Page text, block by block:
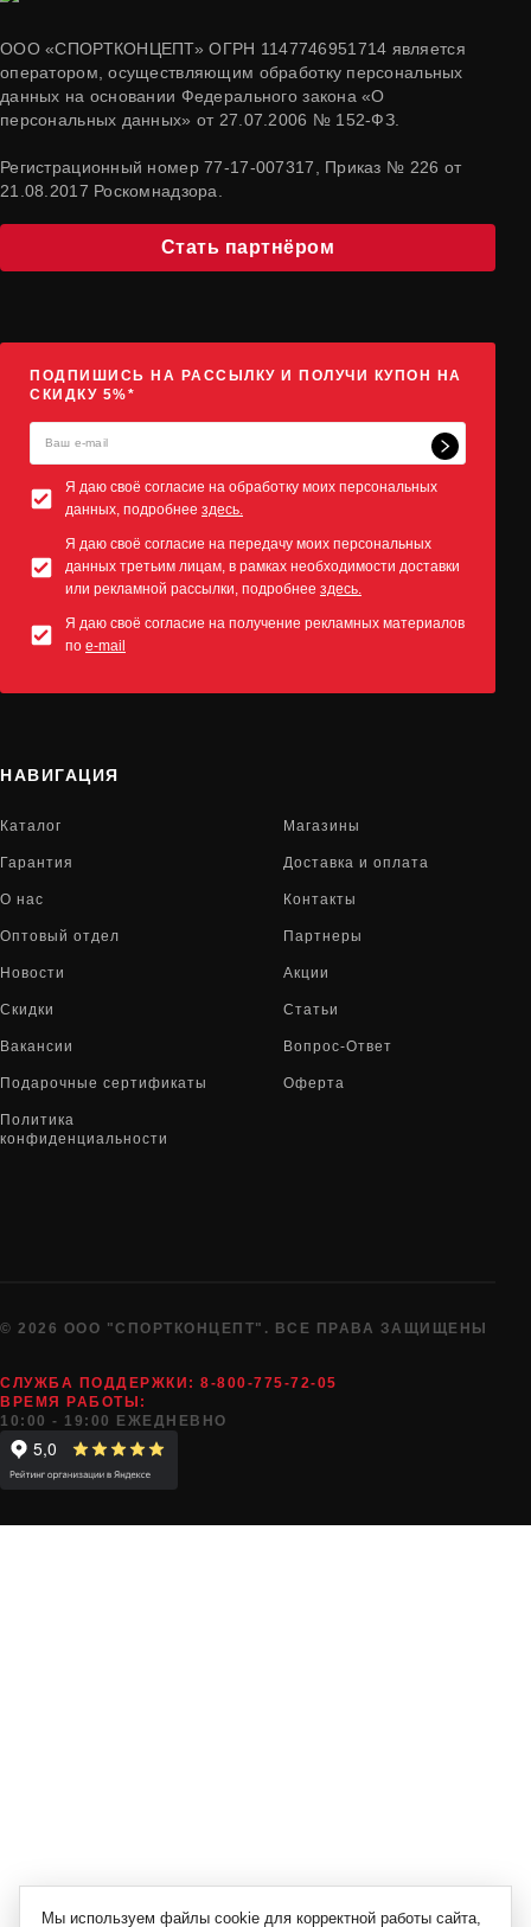
ООО «СПОРТКОНЦЕПТ» ОГРН 1147746951714 является
оператором, осуществляющим обработку персональных
данных на основании Федерального закона «О
персональных данных» от 27.07.2006 № 152-ФЗ.
Регистрационный номер 77-17-007317, Приказ № 226 от
21.08.2017 Роскомнадзора.
Стать партнёром
ПОДПИШИСЬ НА РАССЫЛКУ И ПОЛУЧИ КУПОН НА
СКИДКУ 5%*
Я даю своё согласие на обработку моих персональных
данных, подробнее здесь.
Я даю своё согласие на передачу моих персональных
данных третьим лицам, в рамках необходимости доставки
или рекламной рассылки, подробнее здесь.
Я даю своё согласие на получение рекламных материалов
по e-mail
НАВИГАЦИЯ
Каталог Магазины
Гарантия Доставка и оплата
О нас Контакты
Оптовый отдел Партнеры
Новости Акции
Скидки Статьи
Вакансии Вопрос-Ответ
Подарочные сертификаты Оферта
Политика
конфиденциальности
© 2026 ООО "СПОРТКОНЦЕПТ". ВСЕ ПРАВА ЗАЩИЩЕНЫ
СЛУЖБА ПОДДЕРЖКИ: 8-800-775-72-05
ВРЕМЯ РАБОТЫ:
10:00 - 19:00 ЕЖЕДНЕВНО
Мы используем файлы cookie для корректной работы сайта,